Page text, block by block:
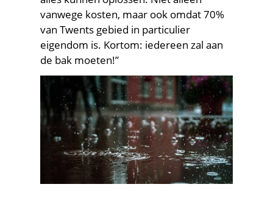
vanwege kosten, maar ook omdat 70%
van Twents gebied in particulier
eigendom is. Kortom: iedereen zal aan
de bak moeten!”